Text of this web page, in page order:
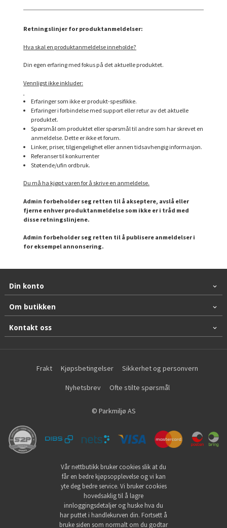
Retningslinjer for produktanmeldelser:
Hva skal en produktanmeldelse inneholde?
Din egen erfaring med fokus på det aktuelle produktet.
Vennligst ikke inkluder:
Erfaringer som ikke er produkt-spesifikke.
Erfaringer i forbindelse med support eller retur av det aktuelle
produktet.
Spørsmål om produktet eller spørsmål til andre som har skrevet en
anmeldelse. Dette er ikke et forum.
Linker, priser, tilgjengelighet eller annen tidsavhengig informasjon.
Referanser til konkurrenter
Støtende/ufin ordbruk.
Du må ha kjøpt varen for å skrive en anmeldelse.
Admin forbeholder seg retten til å akseptere, avslå eller
fjerne enhver produktanmeldelse som ikke er i tråd med
disse retningslinjene.
Admin forbeholder seg retten til å publisere anmeldelser i
for eksempel annonsering.
Din konto
Om butikken
Kontakt oss
Frakt Kjøpsbetingelser Sikkerhet og personvern
Nyhetsbrev Ofte stilte spørsmål
© Parkmiljø AS
Vår nettbutikk bruker cookies slik at du
får en bedre kjøpsopplevelse og vi kan
yte deg bedre service. Vi bruker cookies
hovedsaklig til å lagre
innloggingsdetaljer og huske hva du
har puttet i handlekurven din. Fortsett å
bruke siden som normalt om du godtar